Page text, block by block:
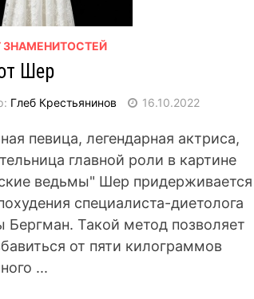
ЗНАМЕНИТОСТЕЙ
Шер
Глеб Крестьянинов 16.10.2022
певица, легендарная актриса,
главной роли в картине
ведьмы" Шер придерживается
специалиста-диетолога
Бергман. Такой метод позволяет
от пяти килограммов
...